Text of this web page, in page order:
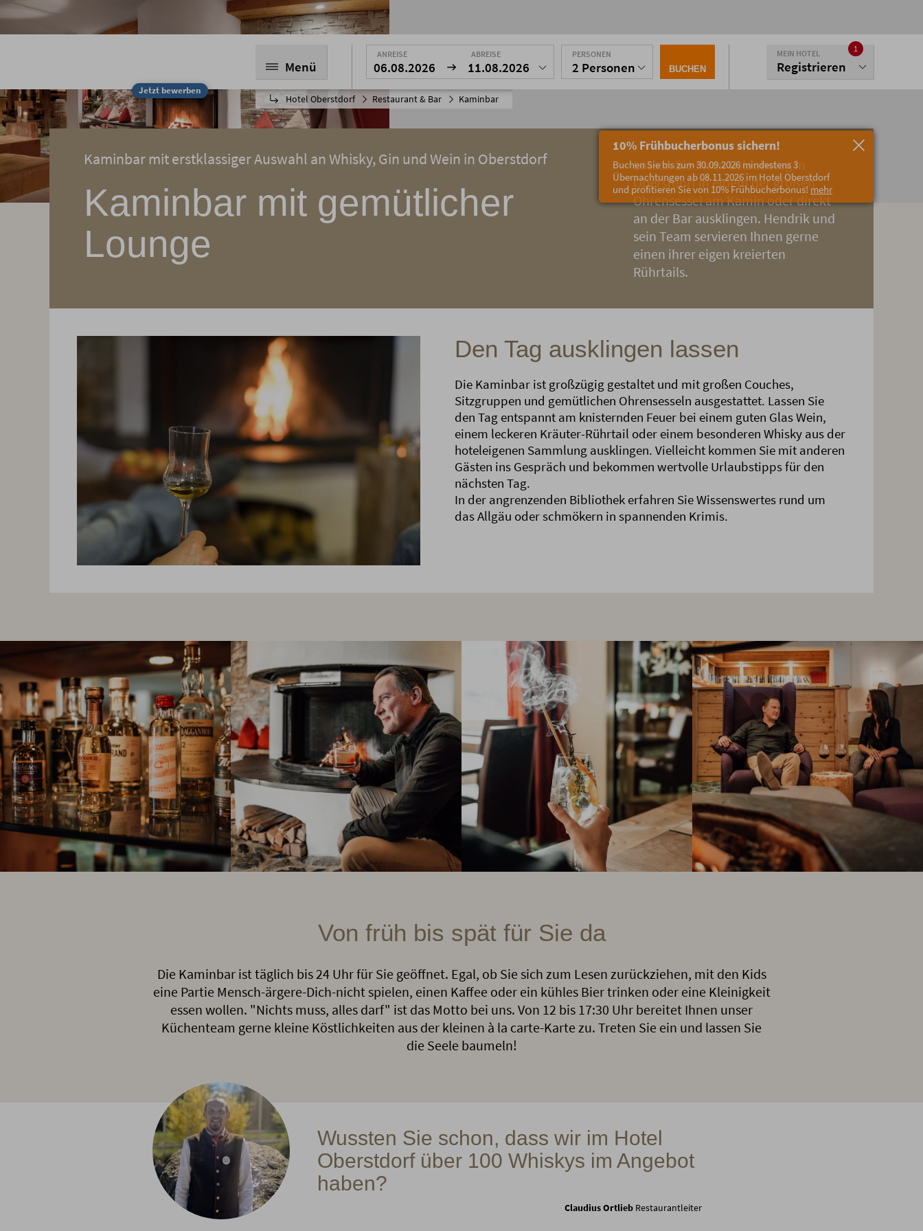
Jetzt bewerben
Menü
Hotel Oberstdorf Restaurant & Bar Kaminbar
10% Frühbucherbonus sichern!
Buchen Sie bis zum 30.09.2026 mindestens 3
Übernachtungen ab 08.11.2026 im Hotel Oberstdorf
und profitieren Sie von 10% Frühbucherbonus! mehr
ANREISE
06.08.2026
ABREISE
11.08.2026
PERSONEN
2 Personen BUCHEN
MEIN HOTEL
Registrieren
1
Kaminbar mit erstklassiger Auswahl an Whisky, Gin und Wein in Oberstdorf
Kaminbar mit gemütlicher
Lounge
Lassen Sie Ihren Urlaubstag in
Oberstdorf in einem der großen
Ohrensessel am Kamin oder direkt
an der Bar ausklingen. Hendrik und
sein Team servieren Ihnen gerne
einen ihrer eigen kreierten
Rührtails.
Den Tag ausklingen lassen
Die Kaminbar ist großzügig gestaltet und mit großen Couches,
Sitzgruppen und gemütlichen Ohrensesseln ausgestattet. Lassen Sie
den Tag entspannt am knisternden Feuer bei einem guten Glas Wein,
einem leckeren Kräuter-Rührtail oder einem besonderen Whisky aus der
hoteleigenen Sammlung ausklingen. Vielleicht kommen Sie mit anderen
Gästen ins Gespräch und bekommen wertvolle Urlaubstipps für den
nächsten Tag.
In der angrenzenden Bibliothek erfahren Sie Wissenswertes rund um
das Allgäu oder schmökern in spannenden Krimis.
Von früh bis spät für Sie da
Die Kaminbar ist täglich bis 24 Uhr für Sie geöffnet. Egal, ob Sie sich zum Lesen zurückziehen, mit den Kids
eine Partie Mensch-ärgere-Dich-nicht spielen, einen Kaffee oder ein kühles Bier trinken oder eine Kleinigkeit
essen wollen. "Nichts muss, alles darf" ist das Motto bei uns. Von 12 bis 17:30 Uhr bereitet Ihnen unser
Küchenteam gerne kleine Köstlichkeiten aus der kleinen à la carte-Karte zu. Treten Sie ein und lassen Sie
die Seele baumeln!
Wussten Sie schon, dass wir im Hotel
Oberstdorf über 100 Whiskys im Angebot
haben?
Claudius Ortlieb Restaurantleiter